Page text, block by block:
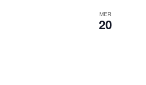
MER
20